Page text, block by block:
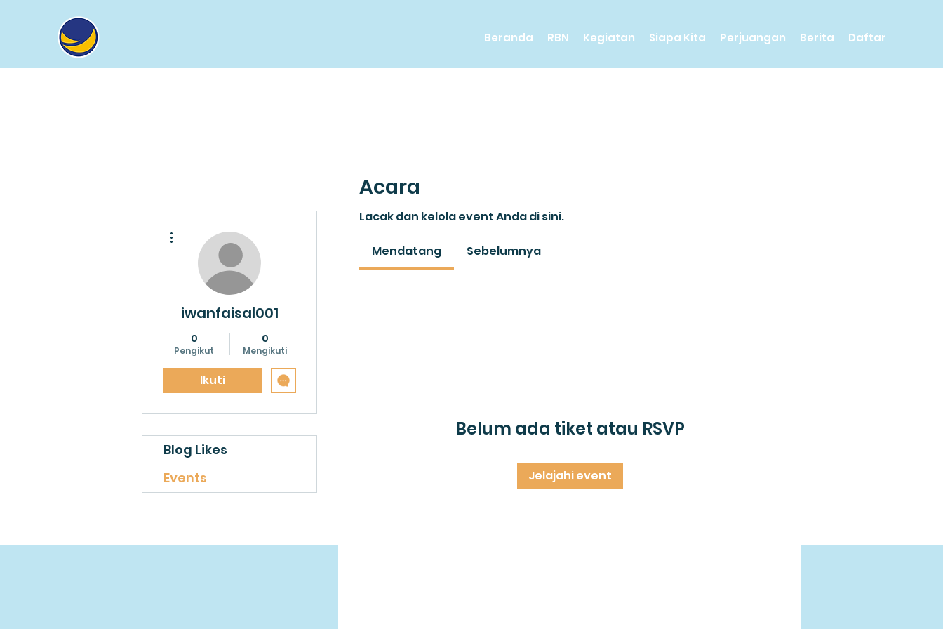
Beranda RBN Kegiatan Siapa Kita Perjuangan Berita Daftar
Acara
Lacak dan kelola event Anda di sini.
Mendatang Sebelumnya
Belum ada tiket atau RSVP
Jelajahi event
iwanfaisal001
0
Pengikut
0
Mengikuti
Ikuti
Blog Likes
Events